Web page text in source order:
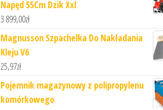
Napęd 55Cm Dzik Xxl
3 899,00zł
Magnusson Szpachelka Do Nakładania
Kleju V6
25,97zł
Pojemnik magazynowy z polipropylenu
komórkowego